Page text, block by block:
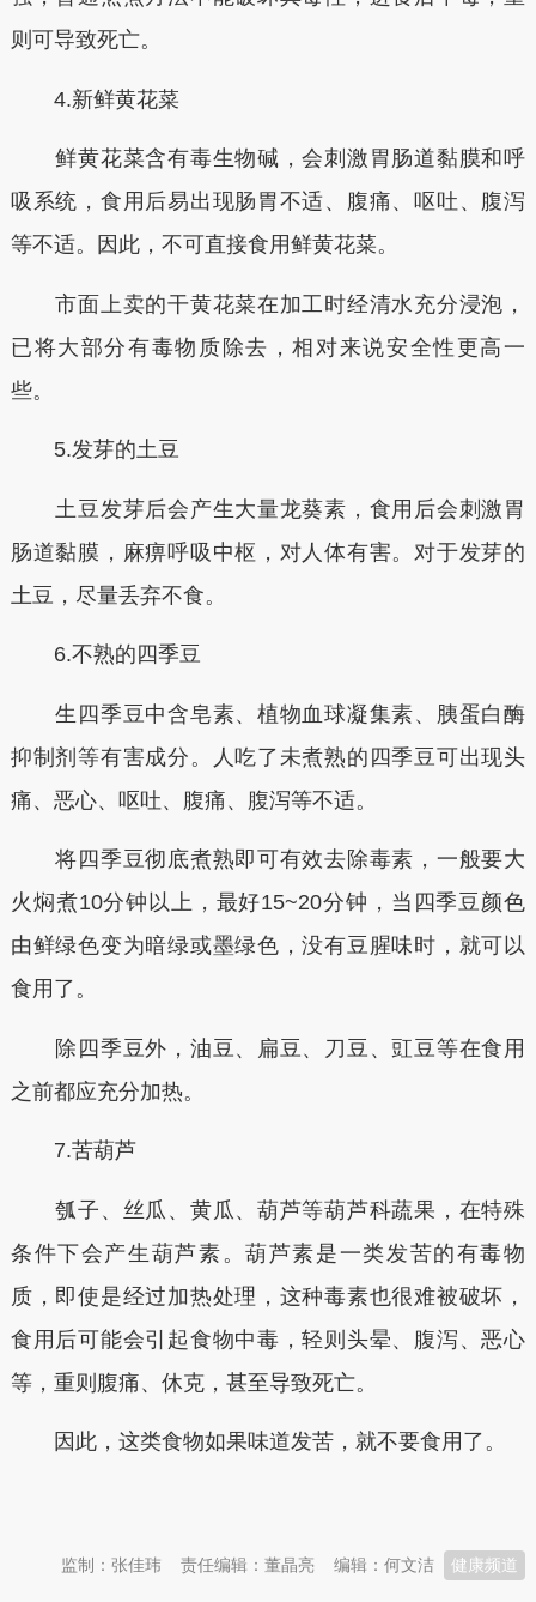
则可导致死亡。
4.新鲜黄花菜
鲜黄花菜含有毒生物碱，会刺激胃肠道黏膜和呼
吸系统，食用后易出现肠胃不适、腹痛、呕吐、腹泻
等不适。因此，不可直接食用鲜黄花菜。
市面上卖的干黄花菜在加工时经清水充分浸泡，
已将大部分有毒物质除去，相对来说安全性更高一
些。
5.发芽的土豆
土豆发芽后会产生大量龙葵素，食用后会刺激胃
肠道黏膜，麻痹呼吸中枢，对人体有害。对于发芽的
土豆，尽量丢弃不食。
6.不熟的四季豆
生四季豆中含皂素、植物血球凝集素、胰蛋白酶
抑制剂等有害成分。人吃了未煮熟的四季豆可出现头
痛、恶心、呕吐、腹痛、腹泻等不适。
将四季豆彻底煮熟即可有效去除毒素，一般要大
火焖煮10分钟以上，最好15~20分钟，当四季豆颜色
由鲜绿色变为暗绿或墨绿色，没有豆腥味时，就可以
食用了。
除四季豆外，油豆、扁豆、刀豆、豇豆等在食用
之前都应充分加热。
7.苦葫芦
瓠子、丝瓜、黄瓜、葫芦等葫芦科蔬果，在特殊
条件下会产生葫芦素。葫芦素是一类发苦的有毒物
质，即使是经过加热处理，这种毒素也很难被破坏，
食用后可能会引起食物中毒，轻则头晕、腹泻、恶心
等，重则腹痛、休克，甚至导致死亡。
因此，这类食物如果味道发苦，就不要食用了。
健康频道
编辑：何文洁
责任编辑：董晶亮
监制：张佳玮